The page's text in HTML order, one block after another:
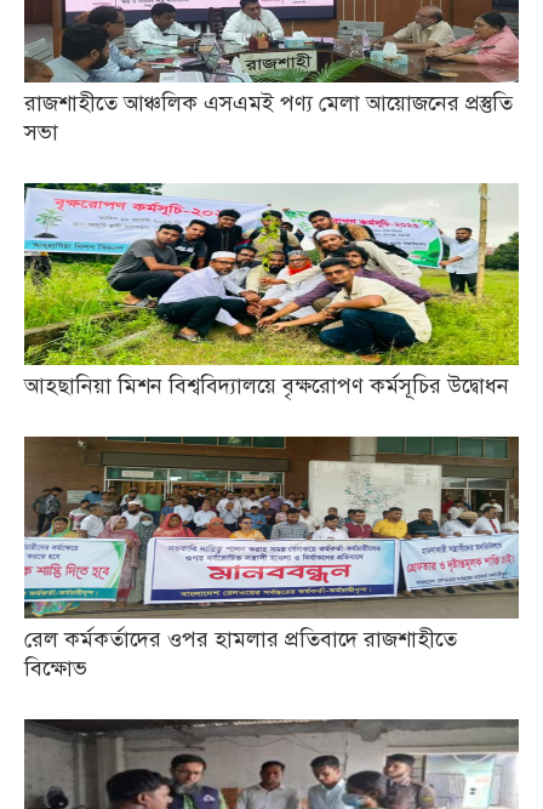
রাজশাহীতে আঞ্চলিক এসএমই পণ্য মেলা আয়োজনের প্রস্তুতি
সভা
আহছানিয়া মিশন বিশ্ববিদ্যালয়ে বৃক্ষরোপণ কর্মসূচির উদ্বোধন
রেল কর্মকর্তাদের ওপর হামলার প্রতিবাদে রাজশাহীতে
বিক্ষোভ